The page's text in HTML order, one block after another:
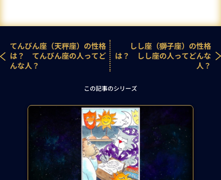
てんびん座（天秤座）の性格
は？ てんびん座の人ってど
んな人？
しし座（獅子座）の性格
は？ しし座の人ってどんな
人？
この記事のシリーズ